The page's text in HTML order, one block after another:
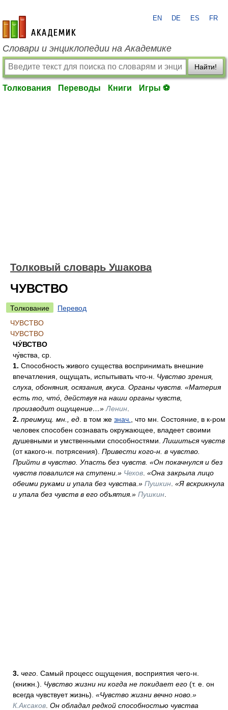
academic.ru
EN DE ES FR
Словари и энциклопедии на Академике
Найти!
Толкования Переводы Книги Игры ⚽
Толковый словарь Ушакова
ЧУВСТВО
Толкование
Перевод
ЧУВСТВО
ЧУВСТВО
ЧУ́ВСТВО
чу́вства, ср.
1. Способность живого существа воспринимать внешние
впечатления, ощущать, испытывать что-н. Чувство зрения,
слуха, обоняния, осязания, вкуса. Органы чувств. «Материя
есть то, что́, действуя на наши органы чувств,
производит ощущение…» Ленин
2. преимущ. мн., ед . в том же знач.
, что мн. Состояние, в к-ром
человек способен сознавать окружающее, владеет своими
душевными и умственными способностями. Лишиться чувств
(от какого-н. потрясения). Привести кого-н. в чувство.
Прийти в чувство. Упасть без чувств. «Он покачнулся и без
чувств повалился на ступени.» Чехов «Она закрыла лицо
обеими руками и упала без чувства.» Пушкин «Я вскрикнула
и упала без чувств в его объятия.» Пушкин
3. чего . Самый процесс ощущения, восприятия чего-н.
(книжн.). Чувство жизни ни когда не покидает его (т. е. он
всегда чувствует жизнь). «Чувство жизни вечно ново.»
К.Аксаков Он обладал редкой способностью чувства